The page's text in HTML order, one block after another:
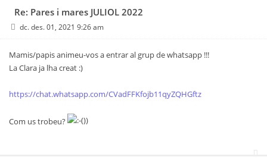
Re: Pares i mares JULIOL 2022
dc. des. 01, 2021 9:26 am
Mamis/papis animeu-vos a entrar al grup de whatsapp !!!
La Clara ja lha creat :)
https://chat.whatsapp.com/CVadFFKfojb11qyZQHGftz
Com us trobeu?